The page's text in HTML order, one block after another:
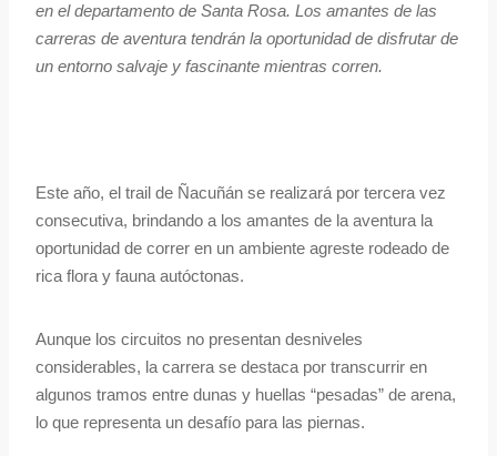
en el departamento de Santa Rosa. Los amantes de las
carreras de aventura tendrán la oportunidad de disfrutar de
un entorno salvaje y fascinante mientras corren.
Este año, el trail de Ñacuñán se realizará por tercera vez
consecutiva, brindando a los amantes de la aventura la
oportunidad de correr en un ambiente agreste rodeado de
rica flora y fauna autóctonas.
Aunque los circuitos no presentan desniveles
considerables, la carrera se destaca por transcurrir en
algunos tramos entre dunas y huellas “pesadas” de arena,
lo que representa un desafío para las piernas.